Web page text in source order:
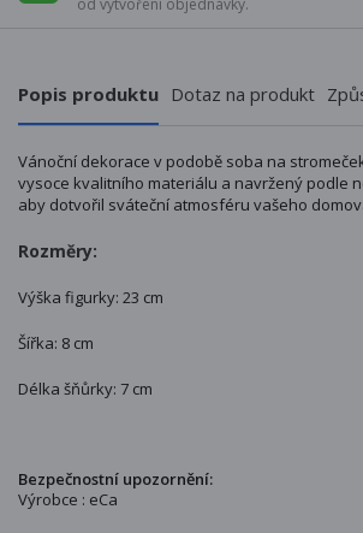
od vytvoření objednávky.
Popis produktu Dotaz na produkt
Vánoční dekorace v podobě soba na
vysoce kvalitního materiálu a navržený podle
aby dotvořil sváteční atmosféru vašeho
Rozměry:
Výška figurky: 23 cm
Šířka: 8 cm
Délka šňůrky: 7 cm
Bezpečnostní upozornění:
Výrobce : eCa